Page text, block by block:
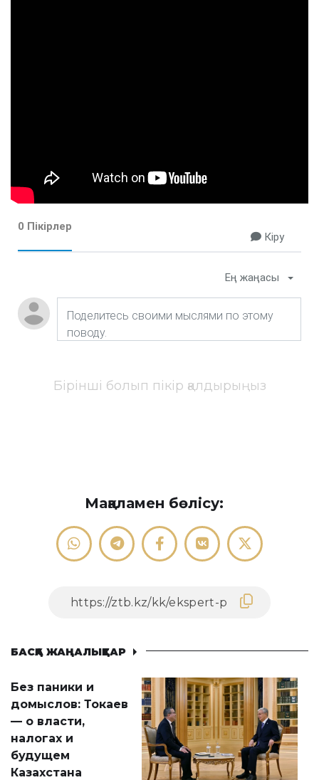
0 Пікірлер
Кіру
Ең жаңасы
Бірінші болып пікір қалдырыңыз
Мақаламен бөлісу:
БАСҚА ЖАҢАЛЫҚТАР
Без паники и
домыслов: Токаев
— о власти,
налогах и
будущем
Казахстана